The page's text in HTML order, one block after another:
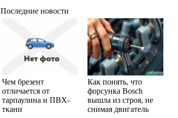
Последние новости
Чем брезент
отличается от
тарпаулина и ПВХ-
ткани
Как понять, что
форсунка Bosch
вышла из строя, не
снимая двигатель